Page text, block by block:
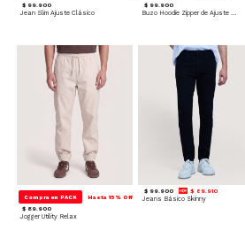
$ 99.900
Jean Slim Ajuste Clásico
$ 99.900
Compra en PACK Hasta 15% Off
$ 89.900
Jogger Utility Relax
$ 99.900 $ 89.910
Jeans Básico Skinny